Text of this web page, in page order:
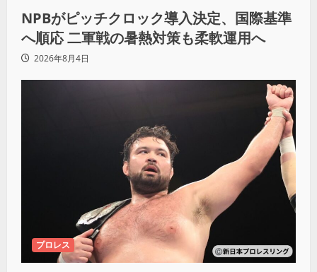
NPBがピッチクロック導入決定、国際基準
へ順応 二軍戦の暑熱対策も柔軟運用へ
2026年8月4日
プロレス